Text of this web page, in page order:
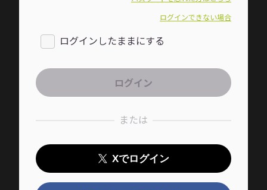
ログインできない場合
ログインしたままにする
または
Xでログイン